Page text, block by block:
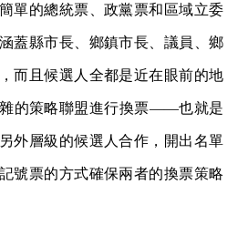
單的總統票、政黨票和區域立委
蓋縣市長、鄉鎮市長、議員、鄉
而且候選人全都是近在眼前的地
的策略聯盟進行換票——也就是
外層級的候選人合作，開出名單
號票的方式確保兩者的換票策略